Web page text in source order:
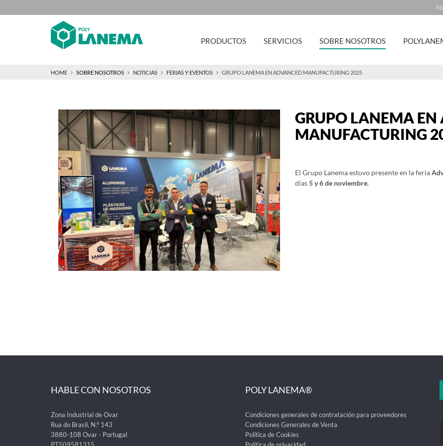
PRODUCTOS SERVICIOS SOBRE NOSOTROS
HOME SOBRE NOSOTROS NOTICIAS FERIAS Y EVENTOS GRUPO LANEMA EN ADVANCED MANUFACTURING 2025
GRUPO LANEMA EN
MANUFACTURING
El Grupo Lanema estuvo presente en la feria
días5 y 6 de noviembre.
HABLE CON NOSOTROS
Zona Industrial de Ovar
Rua do Brasil, N.º 143
3880-108 Ovar - Portugal
POLY LANEMA®
Condiciones generales de contratación para proveedores
Condiciones Generales de Venta
Política de Cookies